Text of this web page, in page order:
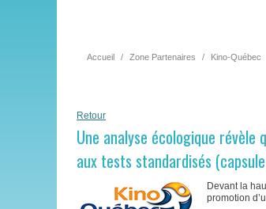
Accueil / Zone Partenaires / Kino-Québec
Retour
Une analyse écologique
aux tests standardisés
Devant la
promotion